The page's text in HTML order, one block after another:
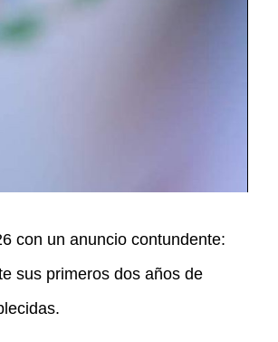
con un anuncio contundente:
sus primeros dos años de